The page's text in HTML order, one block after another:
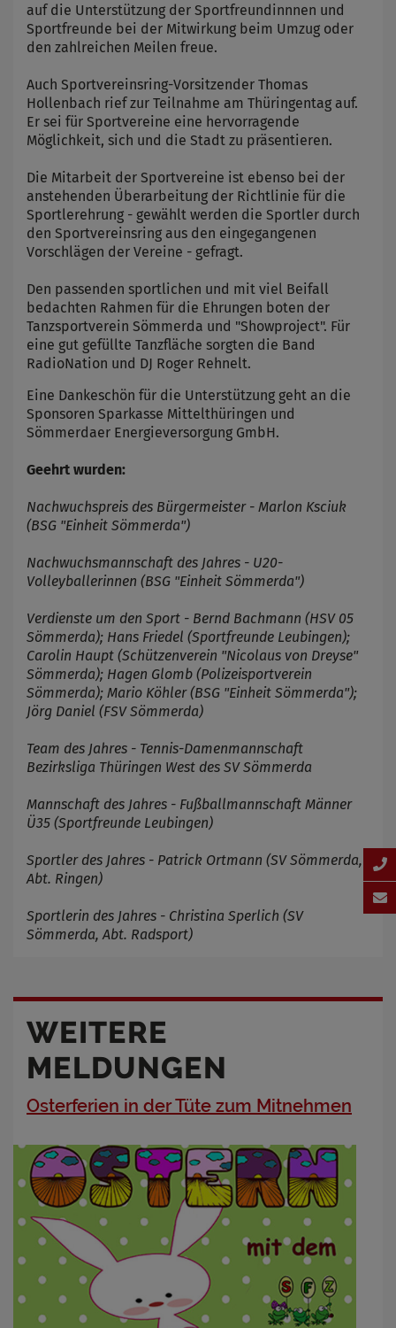
auf die Unterstützung der Sportfreundinnnen und
Sportfreunde bei der Mitwirkung beim Umzug oder
den zahlreichen Meilen freue.
Auch Sportvereinsring-Vorsitzender Thomas
Hollenbach rief zur Teilnahme am Thüringentag auf.
Er sei für Sportvereine eine hervorragende
Möglichkeit, sich und die Stadt zu präsentieren.
Die Mitarbeit der Sportvereine ist ebenso bei der
anstehenden Überarbeitung der Richtlinie für die
Sportlerehrung - gewählt werden die Sportler durch
den Sportvereinsring aus den eingegangenen
Vorschlägen der Vereine - gefragt.
Den passenden sportlichen und mit viel Beifall
bedachten Rahmen für die Ehrungen boten der
Tanzsportverein Sömmerda und "Showproject". Für
eine gut gefüllte Tanzfläche sorgten die Band
RadioNation und DJ Roger Rehnelt.
Eine Dankeschön für die Unterstützung geht an die
Sponsoren Sparkasse Mittelthüringen und
Sömmerdaer Energieversorgung GmbH.
Geehrt wurden:
Nachwuchspreis des Bürgermeister - Marlon Ksciuk
(BSG "Einheit Sömmerda")
Nachwuchsmannschaft des Jahres - U20-
Volleyballerinnen (BSG "Einheit Sömmerda")
Verdienste um den Sport - Bernd Bachmann (HSV 05
Sömmerda); Hans Friedel (Sportfreunde Leubingen);
Carolin Haupt (Schützenverein "Nicolaus von Dreyse"
Sömmerda); Hagen Glomb (Polizeisportverein
Sömmerda); Mario Köhler (BSG "Einheit Sömmerda");
Jörg Daniel (FSV Sömmerda)
Team des Jahres - Tennis-Damenmannschaft
Bezirksliga Thüringen West des SV Sömmerda
Mannschaft des Jahres - Fußballmannschaft Männer
Ü35 (Sportfreunde Leubingen)
Sportler des Jahres - Patrick Ortmann (SV Sömmerda,
Abt. Ringen)
Sportlerin des Jahres - Christina Sperlich (SV
Sömmerda, Abt. Radsport)
WEITERE
MELDUNGEN
Osterferien in der Tüte zum Mitnehmen